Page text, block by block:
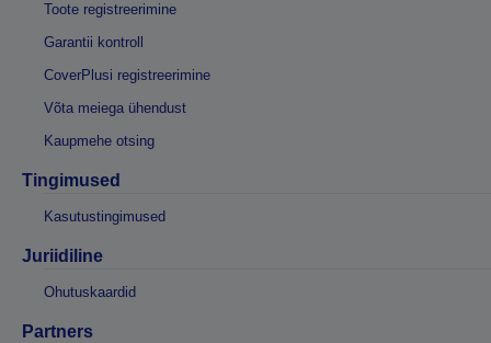
Toote registreerimine
Garantii kontroll
CoverPlusi registreerimine
Võta meiega ühendust
Kaupmehe otsing
Tingimused
Kasutustingimused
Juriidiline
Ohutuskaardid
Partners